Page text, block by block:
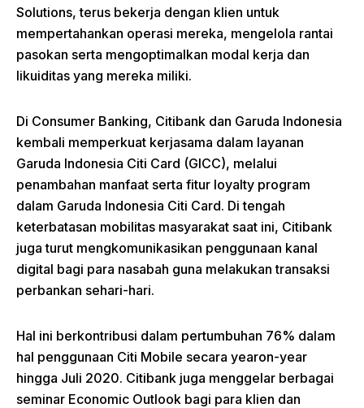
Solutions, terus bekerja dengan klien untuk
mempertahankan operasi mereka, mengelola rantai
pasokan serta mengoptimalkan modal kerja dan
likuiditas yang mereka miliki.
Di Consumer Banking, Citibank dan Garuda Indonesia
kembali memperkuat kerjasama dalam layanan
Garuda Indonesia Citi Card (GICC), melalui
penambahan manfaat serta fitur loyalty program
dalam Garuda Indonesia Citi Card. Di tengah
keterbatasan mobilitas masyarakat saat ini, Citibank
juga turut mengkomunikasikan penggunaan kanal
digital bagi para nasabah guna melakukan transaksi
perbankan sehari-hari.
Hal ini berkontribusi dalam pertumbuhan 76% dalam
hal penggunaan Citi Mobile secara yearon-year
hingga Juli 2020. Citibank juga menggelar berbagai
seminar Economic Outlook bagi para klien dan